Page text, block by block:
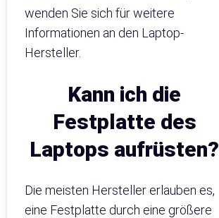
wenden Sie sich für weitere
Informationen an den Laptop-
Hersteller.
Kann ich die
Festplatte des
Laptops aufrüsten?
Die meisten Hersteller erlauben es,
eine Festplatte durch eine größere